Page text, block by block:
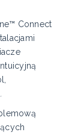
Connect